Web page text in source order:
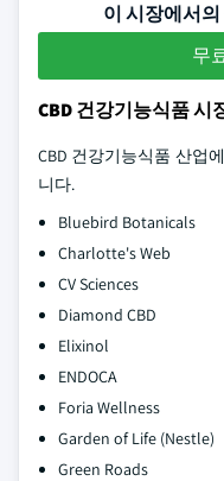
이 시장에서
무
CBD 건강기능식품 시
CBD 건강기능식품 산업
니다.
Bluebird Botanicals
Charlotte's Web
CV Sciences
Diamond CBD
Elixinol
ENDOCA
Foria Wellness
Garden of Life (Nestle)
Green Roads